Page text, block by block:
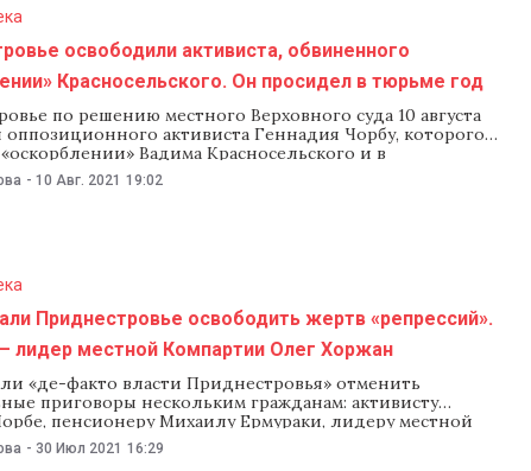
освободили активиста, обвиненного
Красносельского. Он просидел в тюрьме год
по решению местного Верховного суда 10 августа
активиста Геннадия Чорбу, которого
Вадима Красносельского и в
Как рассказал NM сам Чорба, ему заменили реальный
и 3 месяца на условный. К этому моменту он уже просидел
- 10 Авг. 2021 19:02
Приднестровье освободить жертв «репрессий».
лидер местной Компартии Олег Хоржан
«де-факто власти Приднестровья» отменить
приговоры нескольким гражданам: активисту
пенсионеру Михаилу Ермураки, лидеру местной
партии Олегу Хоржану, пенсионеру Сергею
жителю Каменского района Андрею Глижину. В
- 30 Июл 2021 16:29